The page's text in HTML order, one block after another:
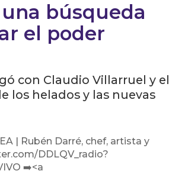
búsqueda
el poder
con Claudio Villarruel y el
los helados y las nuevas
| Rubén Darré, chef, artista y
DDLQV_radio?
➡️<a